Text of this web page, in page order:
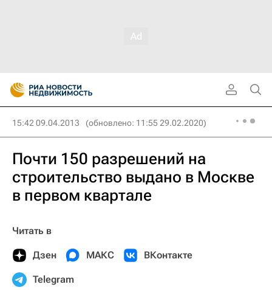
15:42 09.04.2013 (обновлено: 11:55 29.02.2020)
Почти 150 разрешений на
строительство выдано в Москве
в первом квартале
Читать в
Дзен МАКС ВКонтакте
Telegram